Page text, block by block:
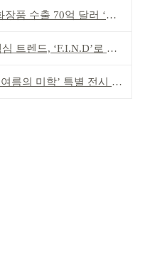
수출 70억 달러 ‘역대 최고’
렌드, ‘F.I.N.D’로 읽는다
의 미학’ 특별 전시 개최